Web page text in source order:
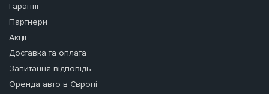
Гарантії
Партнери
Акції
Доставка та оплата
Запитання-відповідь
Оренда авто в Європі